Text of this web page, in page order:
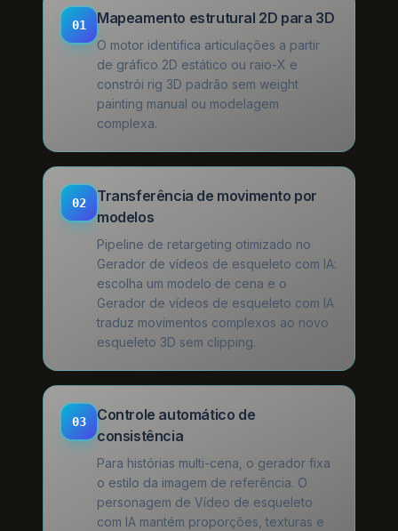
01 Mapeamento estrutural 2D para 3D
O motor identifica articulações a partir
de gráfico 2D estático ou raio-X e
constrói rig 3D padrão sem weight
painting manual ou modelagem
complexa.
02
Transferência de movimento por
modelos
Pipeline de retargeting otimizado no
Gerador de vídeos de esqueleto com IA:
escolha um modelo de cena e o
Gerador de vídeos de esqueleto com IA
traduz movimentos complexos ao novo
esqueleto 3D sem clipping.
03
Controle automático de
consistência
Para histórias multi-cena, o gerador fixa
o estilo da imagem de referência. O
personagem de Vídeo de esqueleto
com IA mantém proporções, texturas e